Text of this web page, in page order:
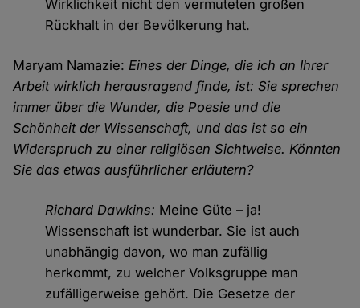
Wirklichkeit nicht den vermuteten großen
Rückhalt in der Bevölkerung hat.
Maryam Namazie:Eines der Dinge, die ich an Ihrer
Arbeit wirklich herausragend finde, ist: Sie sprechen
immer über die Wunder, die Poesie und die
Schönheit der Wissenschaft, und das ist so ein
Widerspruch zu einer religiösen Sichtweise. Könnten
Sie das etwas ausführlicher erläutern?
Richard Dawkins: Meine Güte – ja!
Wissenschaft ist wunderbar. Sie ist auch
unabhängig davon, wo man zufällig
herkommt, zu welcher Volksgruppe man
zufälligerweise gehört. Die Gesetze der